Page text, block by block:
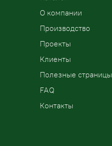
О компании
Производство
Проекты
Клиенты
Полезные страницы
FAQ
Контакты